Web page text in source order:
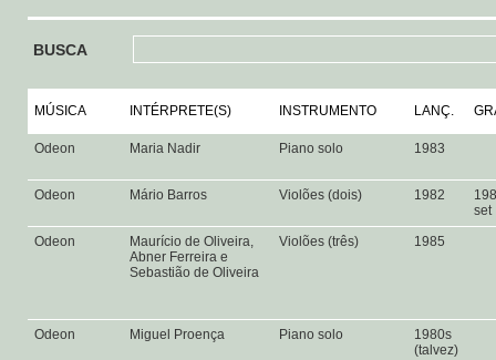
BUSCA
MÚSICA INTÉRPRETE(S) INSTRUMENTO LANÇ.
Odeon Maria Nadir Piano solo 1983
Odeon Mário Barros Violões (dois) 1982
set
Odeon
Maurício de Oliveira,
Abner Ferreira e
Sebastião de Oliveira
Violões (três) 1985
Odeon Miguel Proença Piano solo
1980s
(talvez)